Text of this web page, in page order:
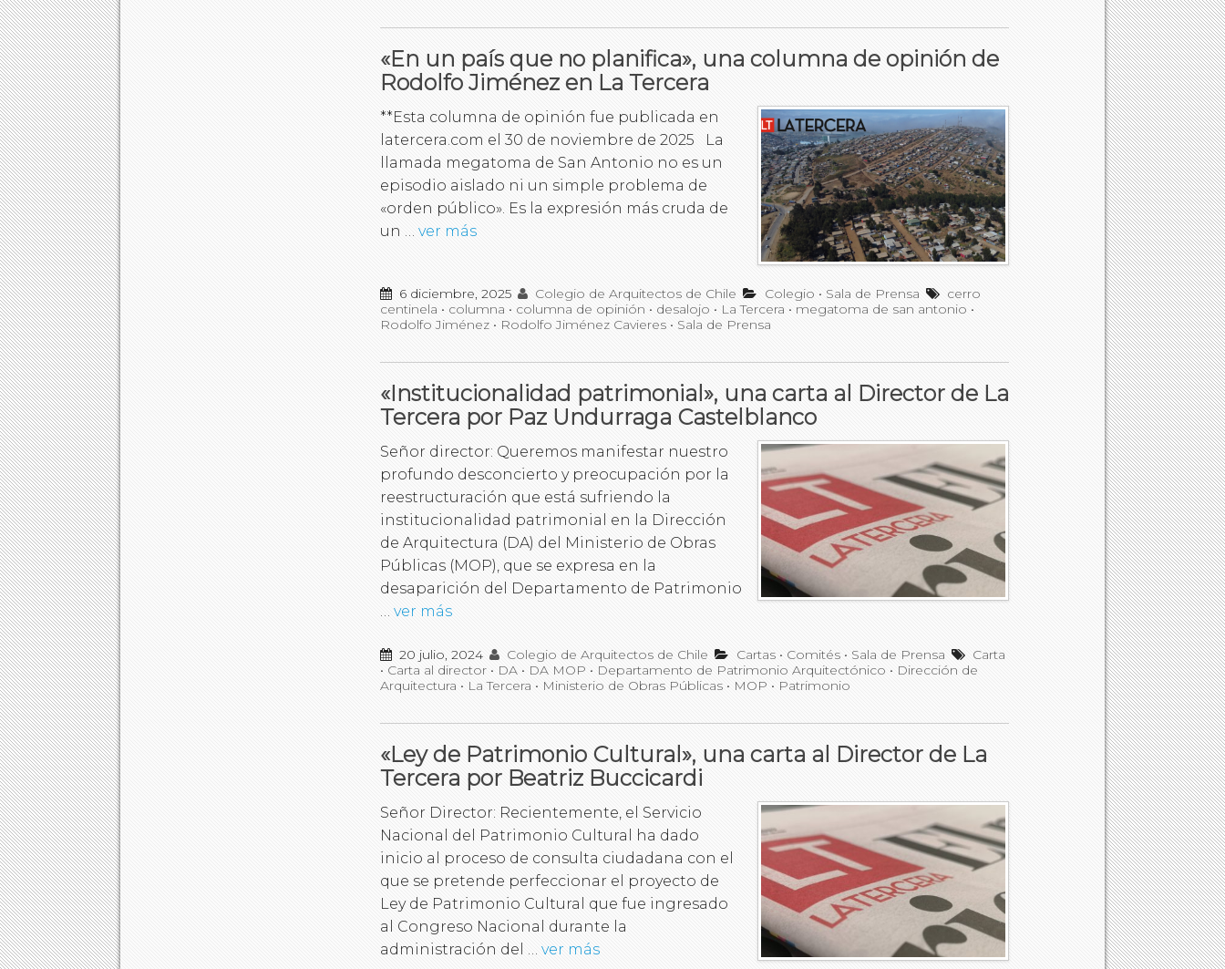
«En un país que no planifica», una columna de opinión de
Rodolfo Jiménez en La Tercera
**Esta columna de opinión fue publicada en
latercera.com el 30 de noviembre de 2025 La
llamada megatoma de San Antonio no es un
episodio aislado ni un simple problema de
«orden público». Es la expresión más cruda de
un … ver más
6 diciembre, 2025 Colegio de Arquitectos de Chile Colegio • Sala de Prensa
cerro
centinela • columna • columna de opinión • desalojo • La Tercera • megatoma de san antonio •
Rodolfo Jiménez • Rodolfo Jiménez Cavieres • Sala de Prensa
«Institucionalidad patrimonial», una carta al Director de La
Tercera por Paz Undurraga Castelblanco
Señor director: Queremos manifestar nuestro
profundo desconcierto y preocupación por la
reestructuración que está sufriendo la
institucionalidad patrimonial en la Dirección
de Arquitectura (DA) del Ministerio de Obras
Públicas (MOP), que se expresa en la
desaparición del Departamento de Patrimonio
… ver más
20 julio, 2024 Colegio de Arquitectos de Chile Cartas• Comités• Sala de Prensa
Carta
• Carta al director • DA • DA MOP • Departamento de Patrimonio Arquitectónico • Dirección de
Arquitectura • La Tercera • Ministerio de Obras Públicas • MOP • Patrimonio
«Ley de Patrimonio Cultural», una carta al Director de La
Tercera por Beatriz Buccicardi
Señor Director: Recientemente, el Servicio
Nacional del Patrimonio Cultural ha dado
inicio al proceso de consulta ciudadana con el
que se pretende perfeccionar el proyecto de
Ley de Patrimonio Cultural que fue ingresado
al Congreso Nacional durante la
administración del … ver más